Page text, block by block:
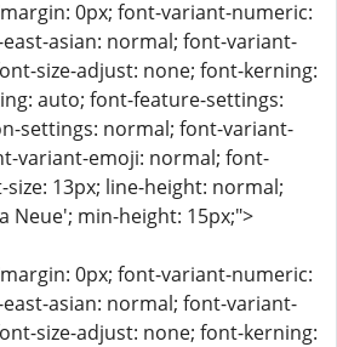
0px; font-variant-numeric:
asian: normal; font-variant-
size-adjust: none; font-kerning:
auto; font-feature-settings:
settings: normal; font-variant-
variant-emoji: normal; font-
13px; line-height: normal;
Neue'; min-height: 15px;">
0px; font-variant-numeric:
asian: normal; font-variant-
size-adjust: none; font-kerning: